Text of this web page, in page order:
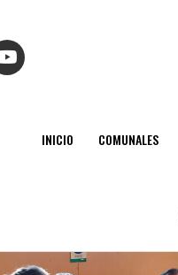
INICIO COMUNALES